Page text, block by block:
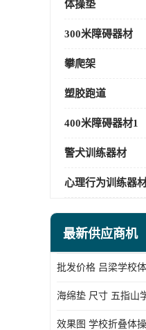
体操垫
300米障碍器材
攀爬架
塑胶跑道
400米障碍器材1
警犬训练器材
心理行为训练器
最新供应商机
批发价格 吕梁学校
海绵垫 尺寸 五指山
效果图 学校折叠体